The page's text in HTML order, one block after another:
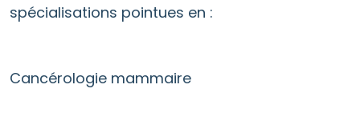
spécialisations pointues en :
Cancérologie mammaire